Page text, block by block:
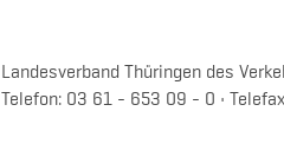
Landesverband Thüringen des
Telefon: 03 61 - 653 09 - 0 •